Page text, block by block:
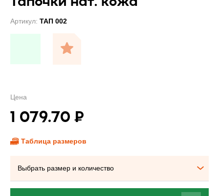
Артикул: ТАП 002
Цена
1 079.70 ₽
Таблица размеров
Выбрать размер и количество